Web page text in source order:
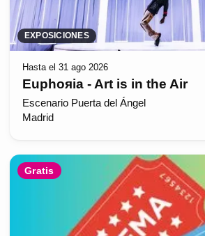
EXPOSICIONES
Hasta el 31 ago 2026
Euphoяia - Art is in the Air
Escenario Puerta del Ángel
Madrid
Gratis